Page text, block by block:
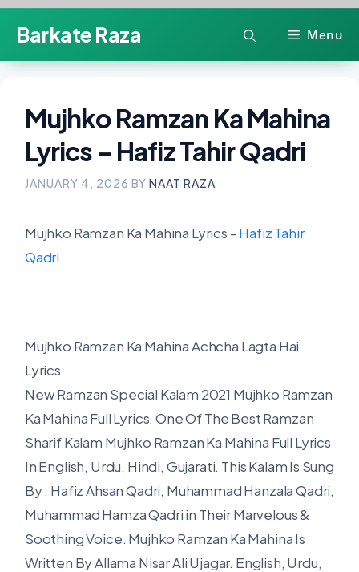
content
Barkate Raza Menu
Mujhko Ramzan Ka Mahina
Lyrics – Hafiz Tahir Qadri
JANUARY 4, 2026 BY NAAT RAZA
Mujhko Ramzan Ka Mahina Lyrics –Hafiz Tahir
Qadri
Mujhko Ramzan Ka Mahina Achcha Lagta Hai
Lyrics
New Ramzan Special Kalam 2021 Mujhko Ramzan
Ka Mahina Full Lyrics. One Of The Best Ramzan
Sharif Kalam Mujhko Ramzan Ka Mahina Full Lyrics
In English, Urdu, Hindi, Gujarati. This Kalam Is Sung
By , Hafiz Ahsan Qadri, Muhammad Hanzala Qadri,
Muhammad Hamza Qadri in Their Marvelous &
Soothing Voice. Mujhko Ramzan Ka Mahina Is
Written By Allama Nisar Ali Ujagar. English, Urdu,